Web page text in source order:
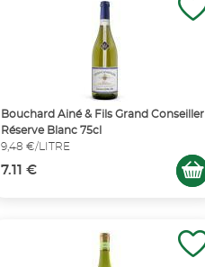
Bouchard Ainé & Fils Grand Conseiller
Réserve Blanc 75cl
9,48 €/LITRE
7.11 €